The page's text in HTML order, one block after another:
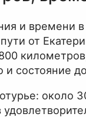
и времени
от
состояние
около